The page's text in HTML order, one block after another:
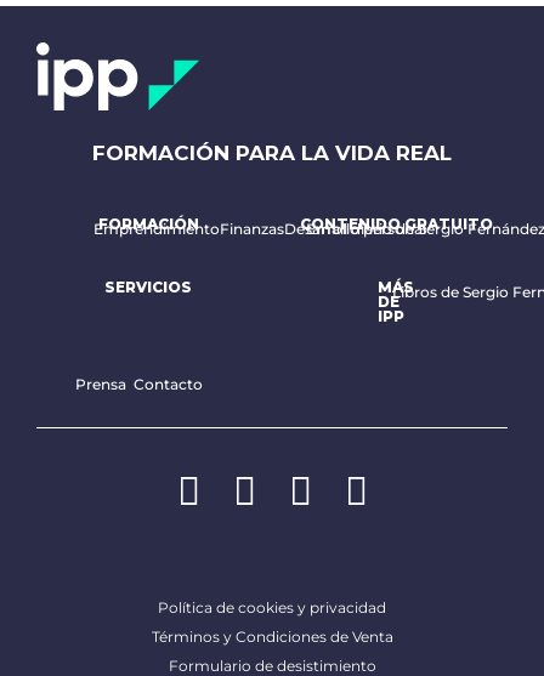
FORMACIÓN PARA LA VIDA REAL
FORMACIÓN
EmprendimientoFinanzasDesarrollo personal
CONTENIDO GRATUITO
Email diario de Sergio Fernández
SERVICIOS
MÁS
DE
IPP
Libros de Sergio
Prensa Contacto
Política de cookies y privacidad
Términos y Condiciones de Venta
Formulario de desistimiento